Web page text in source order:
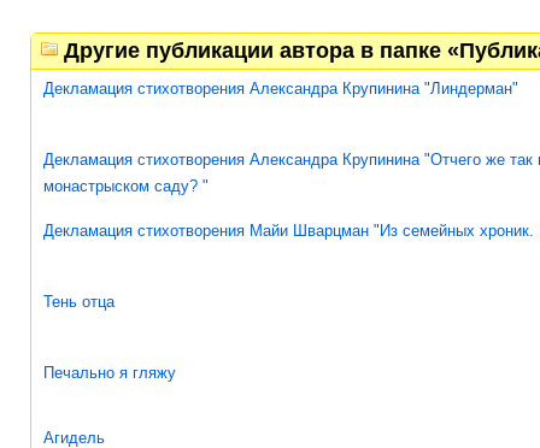
Другие публикации автора в папке
Декламация стихотворения Александра Крупинина "Линдерман"
Декламация стихотворения Александра Крупинина "Отчего же так
монастрыском саду? "
Декламация стихотворения Майи Шварцман "Из семейных
Тень отца
Печально я гляжу
Агидель